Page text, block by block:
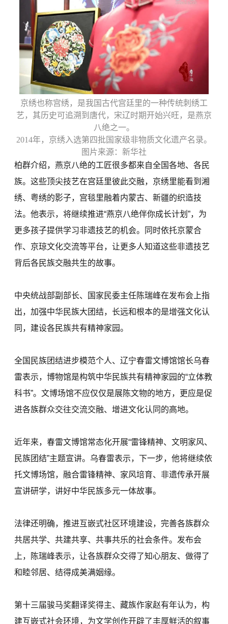
京绣也称宫绣，是我国古代宫廷里的一种传统刺绣工
艺，其历史可追溯到唐代，宋辽时期开始兴旺，是燕京
八绝之一。
2014年，京绣入选第四批国家级非物质文化遗产名录。
图片来源：新华社
柏群介绍，燕京八绝的工匠很多都来自全国各地、各民
族。这些顶尖技艺在宫廷里彼此交融，京绣里能看到湘
绣、粤绣的影子，宫毯里融着内蒙古、新疆的织造技
法。他表示，将继续推进“燕京八绝伴你成长计划”，为
更多孩子提供学习非遗技艺的机会。同时依托京蒙合
作、京琼文化交流等平台，让更多人知道这些非遗技艺
背后各民族交融共生的故事。
中央统战部副部长、国家民委主任陈瑞峰在发布会上指
出，加强中华民族大团结，长远和根本的是增强文化认
同，建设各民族共有精神家园。
全国民族团结进步模范个人、辽宁春雷文博馆馆长乌春
雷表示，博物馆是构筑中华民族共有精神家园的“立体教
科书”。文博场馆不应仅仅是展陈文物的地方，更应是促
进各族群众交往交流交融、增进文化认同的高地。
近年来，春雷文博馆常态化开展“雷锋精神、文明家风、
民族团结”主题宣讲。乌春雷表示，下一步，他将继续依
托文博场馆，融合雷锋精神、家风培育、非遗传承开展
宣讲研学，讲好中华民族多元一体故事。
法律还明确，推进互嵌式社区环境建设，完善各族群众
共居共学、共建共享、共事共乐的社会条件。发布会
上，陈瑞峰表示，让各族群众交得了知心朋友、做得了
和睦邻居、结得成美满姻缘。
第十三届骏马奖翻译奖得主、藏族作家赵有年认为，构
建互嵌式社会环境，为文学创作开辟了丰厚鲜活的叙事